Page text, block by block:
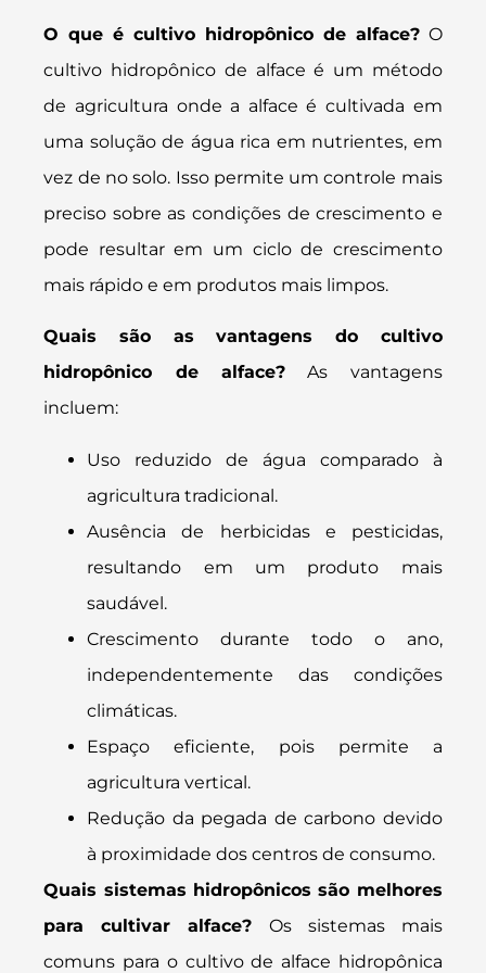
O que é cultivo hidropônico de alface?O
cultivo hidropônico de alface é um método
de agricultura onde a alface é cultivada em
uma solução de água rica em nutrientes, em
vez de no solo. Isso permite um controle mais
preciso sobre as condições de crescimento e
pode resultar em um ciclo de crescimento
mais rápido e em produtos mais limpos.
Quais são as vantagens do cultivo
hidropônico de alface? As vantagens
incluem:
Uso reduzido de água comparado à
agricultura tradicional.
Ausência de herbicidas e pesticidas,
resultando em um produto mais
saudável.
Crescimento durante todo o ano,
independentemente das condições
climáticas.
Espaço eficiente, pois permite a
agricultura vertical.
Redução da pegada de carbono devido
à proximidade dos centros de consumo.
Quais sistemas hidropônicos são melhores
para cultivar alface? Os sistemas mais
comuns para o cultivo de alface hidropônica